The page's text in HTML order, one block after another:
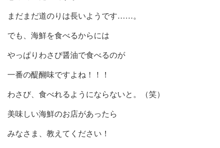
まだまだ道のりは長いようです……。
でも、海鮮を食べるからには
やっぱりわさび醤油で食べるのが
一番の醍醐味ですよね！！！
わさび、食べれるようにならないと。（笑）
美味しい海鮮のお店があったら
みなさま、教えてください！